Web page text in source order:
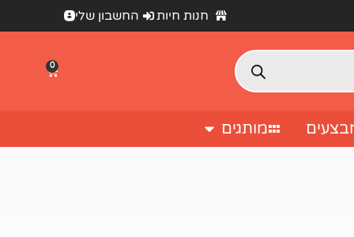
חנות חיות החשבון שלי
0
מותגים